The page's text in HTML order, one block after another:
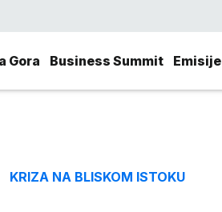
Gora Business Summit Emisije
KRIZA NA BLISKOM ISTOKU